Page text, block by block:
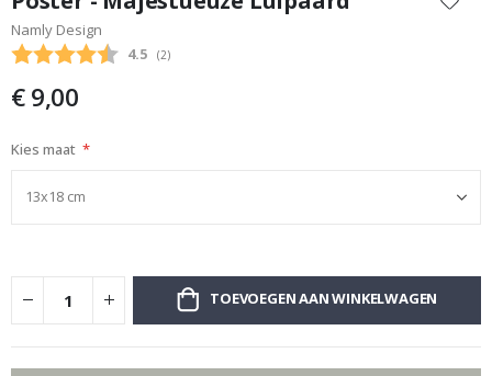
het
begin
van
afbeeldingen-
Namly Design
Gemiddelde beoordeling:
4.5 (aantal stemmen:
2)
€ 9,00
Kies maat
TOEVOEGEN AAN WINKELWAGEN